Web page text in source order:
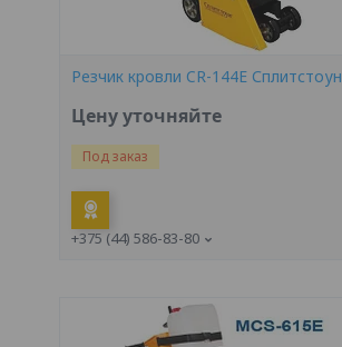
Резчик кровли CR-144E Сплитстоун
Цену уточняйте
Под заказ
+375 (44) 586-83-80